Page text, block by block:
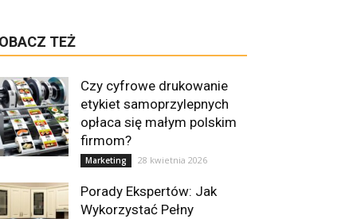
TEŻ
Czy cyfrowe drukowanie
etykiet samoprzylepnych
opłaca się małym polskim
firmom?
Marketing 28 kwietnia 2026
Porady Ekspertów: Jak
Wykorzystać Pełny